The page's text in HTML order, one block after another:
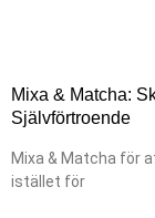
Mixa & Matcha:
Självförtroende
Mixa & Matcha för
istället för